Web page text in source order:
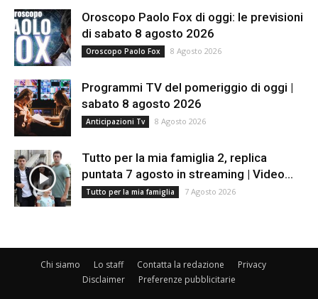
Oroscopo Paolo Fox di oggi: le previsioni
di sabato 8 agosto 2026
Oroscopo Paolo Fox 8 Agosto 2026
Programmi TV del pomeriggio di oggi |
sabato 8 agosto 2026
Anticipazioni Tv 8 Agosto 2026
Tutto per la mia famiglia 2, replica
puntata 7 agosto in streaming | Video...
Tutto per la mia famiglia 7 Agosto 2026
Chi siamo Lo staff Contatta la redazione
Privacy
Disclaimer
Preferenze pubblicitarie